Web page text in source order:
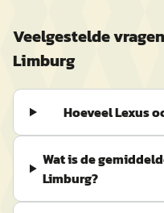
Veelgestelde
Limburg
Hoeveel Lexus
Wat is de
Limburg?